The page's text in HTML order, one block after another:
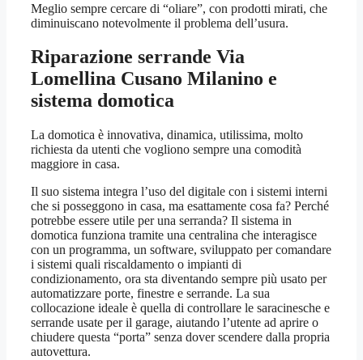
Meglio sempre cercare di “oliare”, con prodotti mirati, che
diminuiscano notevolmente il problema dell’usura.
Riparazione serrande Via
Lomellina Cusano Milanino e
sistema domotica
La domotica è innovativa, dinamica, utilissima, molto
richiesta da utenti che vogliono sempre una comodità
maggiore in casa.
Il suo sistema integra l’uso del digitale con i sistemi interni
che si posseggono in casa, ma esattamente cosa fa? Perché
potrebbe essere utile per una serranda? Il sistema in
domotica funziona tramite una centralina che interagisce
con un programma, un software, sviluppato per comandare
i sistemi quali riscaldamento o impianti di
condizionamento, ora sta diventando sempre più usato per
automatizzare porte, finestre e serrande. La sua
collocazione ideale è quella di controllare le saracinesche e
serrande usate per il garage, aiutando l’utente ad aprire o
chiudere questa “porta” senza dover scendere dalla propria
autovettura.